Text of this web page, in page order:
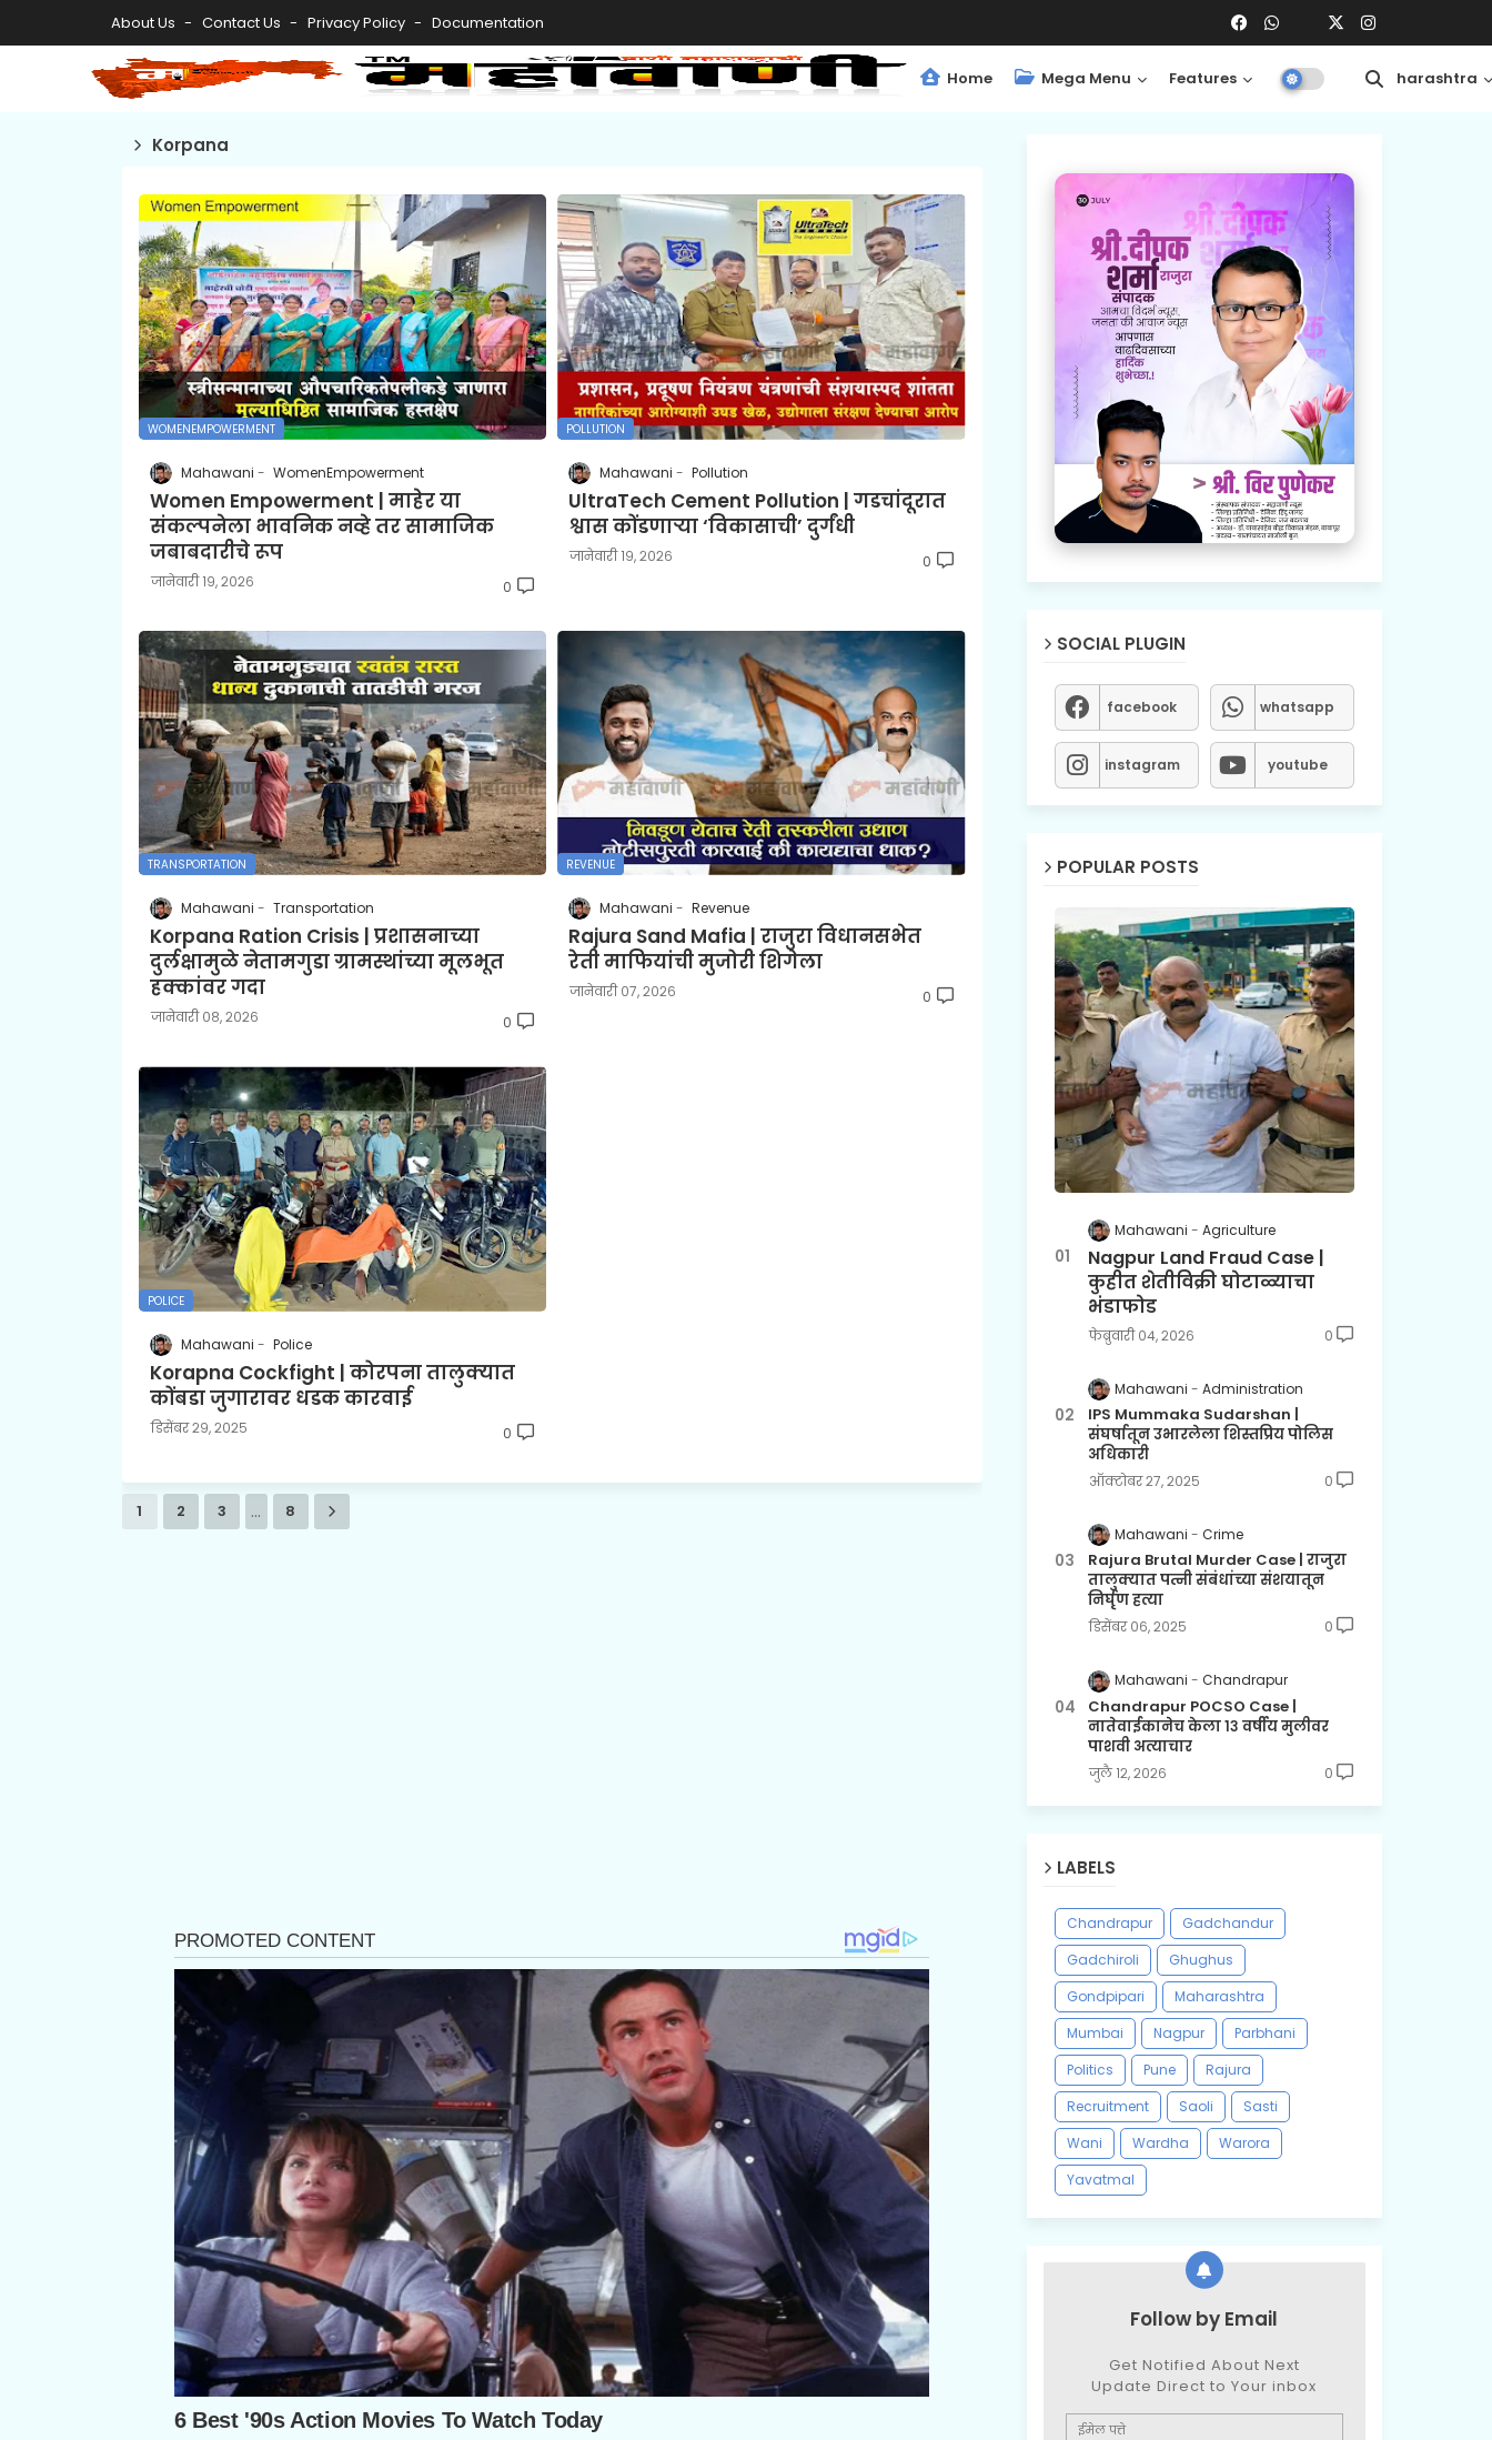
About Us Contact Us Privacy Policy Documentation
Home Mega Menu Features Central Maharashtra
Korpana
WOMENEMPOWERMENT
Mahawani WomenEmpowerment
Women Empowerment | माहेर या
संकल्पनेला भावनिक नव्हे तर सामाजिक
जबाबदारीचे रूप
जानेवारी १९, २०२६ 0
POLLUTION
Mahawani Pollution
UltraTech Cement Pollution | गडचांदूरात
श्वास कोंडणाऱ्या ‘विकासाची’ दुर्गंधी
जानेवारी १९, २०२६ 0
TRANSPORTATION
Mahawani Transportation
Korpana Ration Crisis | प्रशासनाच्या
दुर्लक्षामुळे नेतामगुडा ग्रामस्थांच्या मूलभूत
हक्कांवर गदा
जानेवारी ०८, २०२६ 0
REVENUE
Mahawani Revenue
Rajura Sand Mafia | राजुरा विधानसभेत
रेती माफियांची मुजोरी शिगेला
जानेवारी ०७, २०२६ 0
POLICE
Mahawani Police
Korapna Cockfight | कोरपना तालुक्यात
कोंबडा जुगारावर धडक कारवाई
डिसेंबर २९, २०२५ 0
1 2 3 ... 8
SOCIAL PLUGIN
facebook whatsapp
instagram youtube
POPULAR POSTS
Mahawani Agriculture
Nagpur Land Fraud Case |
कुहीत शेतीविक्री घोटाळ्याचा
भंडाफोड
फेब्रुवारी ०४, २०२६ 0
Mahawani Administration
IPS Mummaka Sudarshan |
संघर्षातून उभारलेला शिस्तप्रिय पोलिस
अधिकारी
ऑक्टोबर २७, २०२५ 0
Mahawani Crime
Rajura Brutal Murder Case | राजुरा
तालुक्यात पत्नी संबंधांच्या संशयातून
निर्घृण हत्या
डिसेंबर ०६, २०२५ 0
Mahawani Chandrapur
Chandrapur POCSO Case |
नातेवाईकानेच केला १३ वर्षीय मुलीवर
पाशवी अत्याचार
जुलै १२, २०२६ 0
LABELS
Chandrapur
Gadchandur
Gadchiroli
Ghughus
Gondpipari
Maharashtra
Mumbai
Nagpur
Parbhani
Politics
Pune
Rajura
Recruitment
Saoli
Sasti
Wani
Wardha
Warora
Yavatmal
Follow by Email
Get Notified About Next
Update Direct to Your inbox